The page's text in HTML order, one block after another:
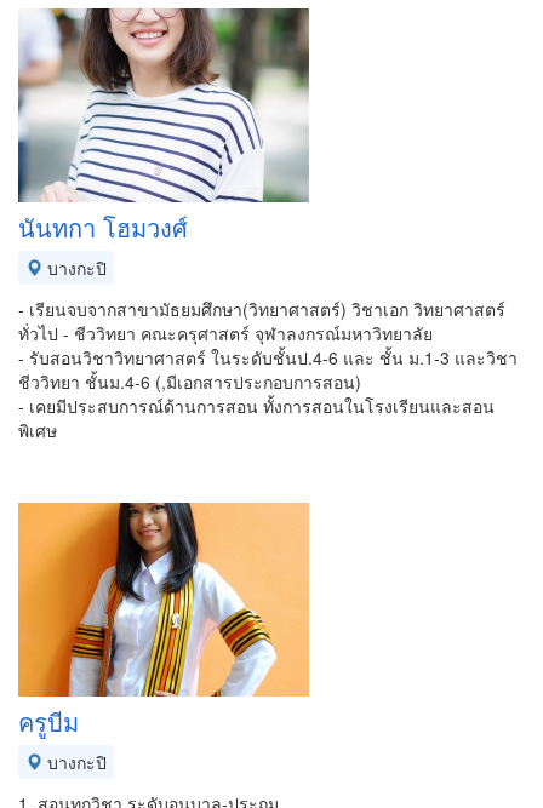
นันทกา โฮมวงศ์
บางกะปิ
- เรียนจบจากสาขามัธยมศึกษา(วิทยาศาสตร์) วิชาเอก วิทยาศาสตร์
ทั่วไป - ชีววิทยา คณะครุศาสตร์ จุฬาลงกรณ์มหาวิทยาลัย
- รับสอนวิชาวิทยาศาสตร์ ในระดับชั้นป.4-6 และ ชั้น ม.1-3 และวิชา
ชีววิทยา ชั้นม.4-6 (,มีเอกสารประกอบการสอน)
- เคยมีประสบการณ์ด้านการสอน ทั้งการสอนในโรงเรียนและสอน
พิเศษ
ครูบีม
บางกะปิ
1. สอนทุกวิชา ระดับอนุบาล-ประถม